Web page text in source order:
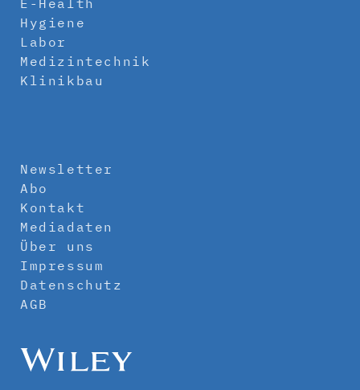
Hygiene
Labor
Medizintechnik
Klinikbau
Newsletter
Abo
Kontakt
Mediadaten
Über uns
Impressum
Datenschutz
AGB